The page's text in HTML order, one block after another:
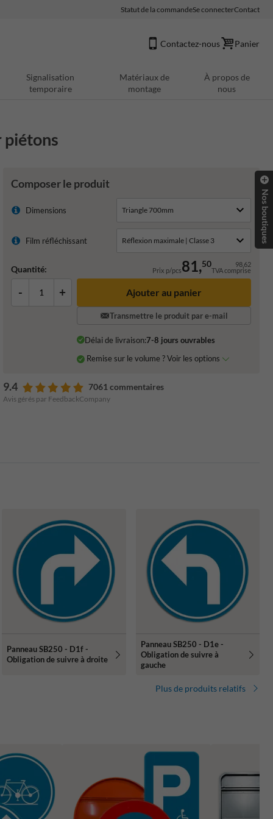
Statut de la commandeSe connecterContact
Contactez-nous Panier
Signalisation
temporaire
Matériaux de
montage
À propos de
nous
piétons
Composer le produit
Dimensions
Film réfléchissant
Quantité: Prix p/pcs81,50 98,62
TVA comprise
- + Ajouter au panier
Transmettre le produit par e-mail
Délai de livraison:7-8 jours ouvrables
Remise sur le volume ? Voir les options
9.4 7061 commentaires
Avis gérés par FeedbackCompany
Panneau SB250 - D1f -
Obligation de suivre à droite
Panneau SB250 - D1e -
Obligation de suivre à
gauche
Plus de produits relatifs
Nos boutiques